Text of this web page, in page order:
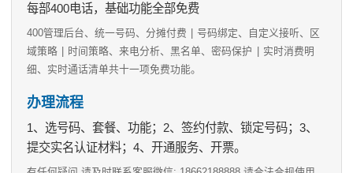
每部400电话，基础功能全部免费
400管理后台、统一号码、分摊付费
号码绑定、自定义接听、区
域策略
时间策略、来电分析、黑名单、密码保护
实时消费明
细、实时通话清单共十一项免费功能。
办理流程
1、选号码、套餐、功能；2、签约付款、锁定号码；3、
提交实名认证材料；4、开通服务、开票。